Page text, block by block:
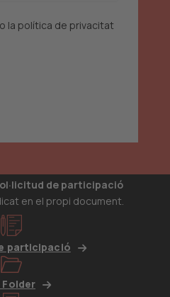
la política de privacitat
de participació
en el propi document.
participació
Folder